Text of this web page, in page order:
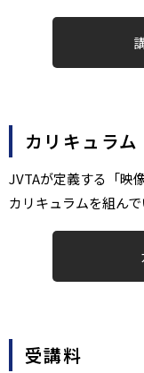
カリキュラム
JVTAが定義する「映
カリキュラム​を組んで
受講料